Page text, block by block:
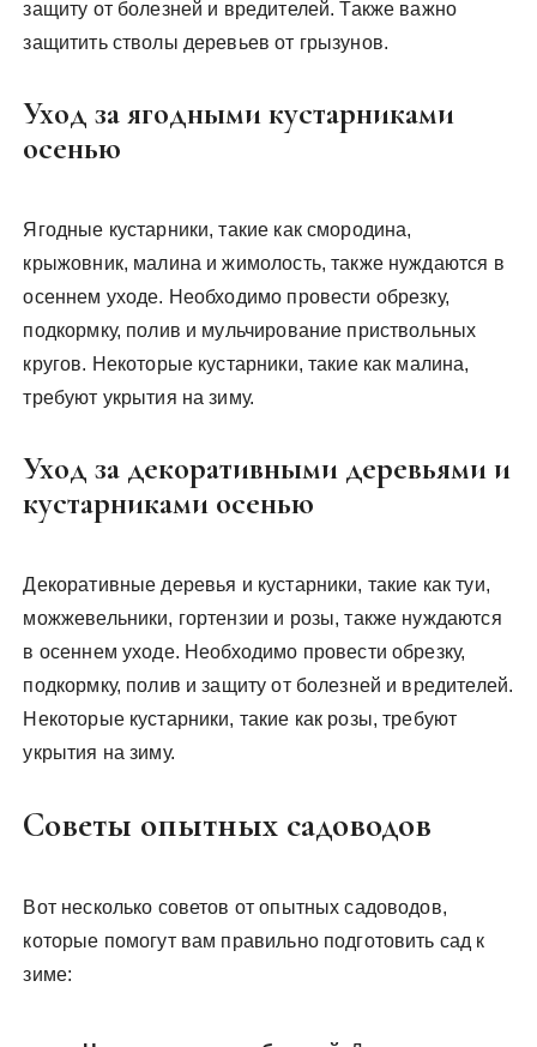
защиту от болезней и вредителей. Также важно
защитить стволы деревьев от грызунов.
Уход за ягодными кустарниками
осенью
Ягодные кустарники, такие как смородина,
крыжовник, малина и жимолость, также нуждаются в
осеннем уходе. Необходимо провести обрезку,
подкормку, полив и мульчирование приствольных
кругов. Некоторые кустарники, такие как малина,
требуют укрытия на зиму.
Уход за декоративными деревьями и
кустарниками осенью
Декоративные деревья и кустарники, такие как туи,
можжевельники, гортензии и розы, также нуждаются
в осеннем уходе. Необходимо провести обрезку,
подкормку, полив и защиту от болезней и вредителей.
Некоторые кустарники, такие как розы, требуют
укрытия на зиму.
Советы опытных садоводов
Вот несколько советов от опытных садоводов,
которые помогут вам правильно подготовить сад к
зиме: